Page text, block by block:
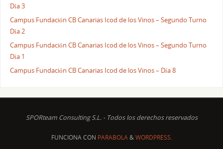
Día 3
Campus Fundación CB Canarias Icod de los Vinos – Segundo Turno
Día 2
Campus Fundación CB Canarias Icod de los Vinos – Segundo Turno
Día 1
Campus Fundación CB Canarias Icod de los Vinos – Día 8
SPORteam Consulting S.L. - Todos los derechos reservados
FUNCIONA CON PARABOLA&WORDPRESS.